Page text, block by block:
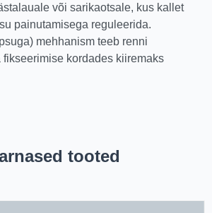
või sarikaotsale, kus kallet
painutamisega reguleerida.
mehhanism teeb renni
kordades kiiremaks
tooted